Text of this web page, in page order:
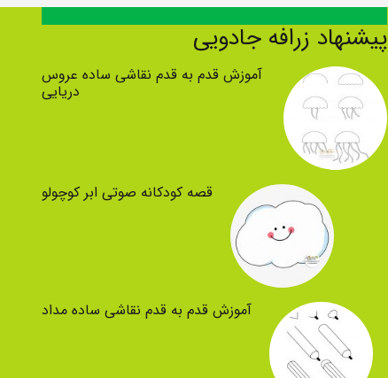
پیشنهاد زرافه جادویی
آموزش قدم به قدم نقاشی ساده عروس
دریایی
قصه کودکانه صوتی ابر کوچولو
آموزش قدم به قدم نقاشی ساده مداد